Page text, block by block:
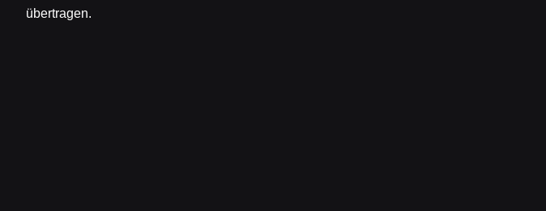
übertragen.